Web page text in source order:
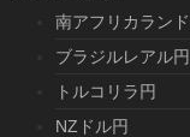
南アフリカラン
ブラジルレアル円
トルコリラ円
NZドル円